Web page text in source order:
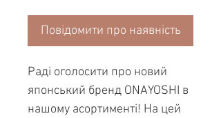
Повідомити про наявність
Раді оголосити про новий
японський бренд ONAYOSHI в
нашому асортименті! На цей